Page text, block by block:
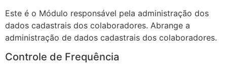
Este é o Módulo responsável pela administração dos
dados cadastrais dos colaboradores. Abrange a
administração de dados cadastrais dos colaboradores.
Controle de Frequência